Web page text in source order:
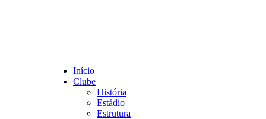
Início
Clube
História
Estádio
Estrutura